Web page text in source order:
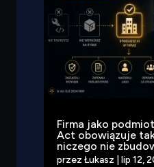
Firma jako
Act obowiązuje
niczego nie
przez Łukasz lip 12,